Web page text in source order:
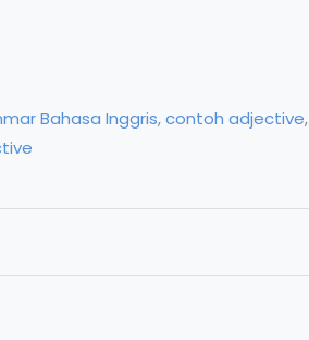
Bahasa Inggris,contoh adjective,